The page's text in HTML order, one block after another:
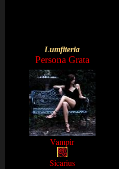
Lumfiteria
Persona Grata
Vampir
Sicarius